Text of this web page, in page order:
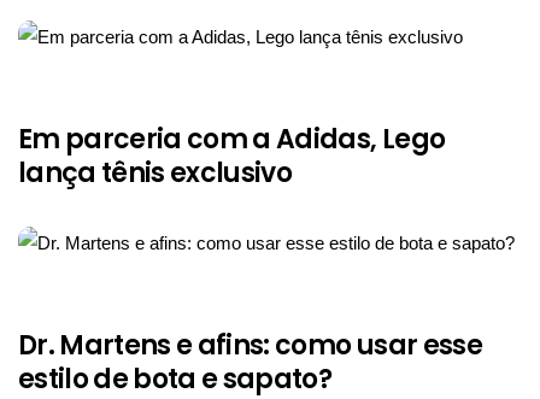
Em parceria com a Adidas, Lego
lança tênis exclusivo
Dr. Martens e afins: como usar esse
estilo de bota e sapato?